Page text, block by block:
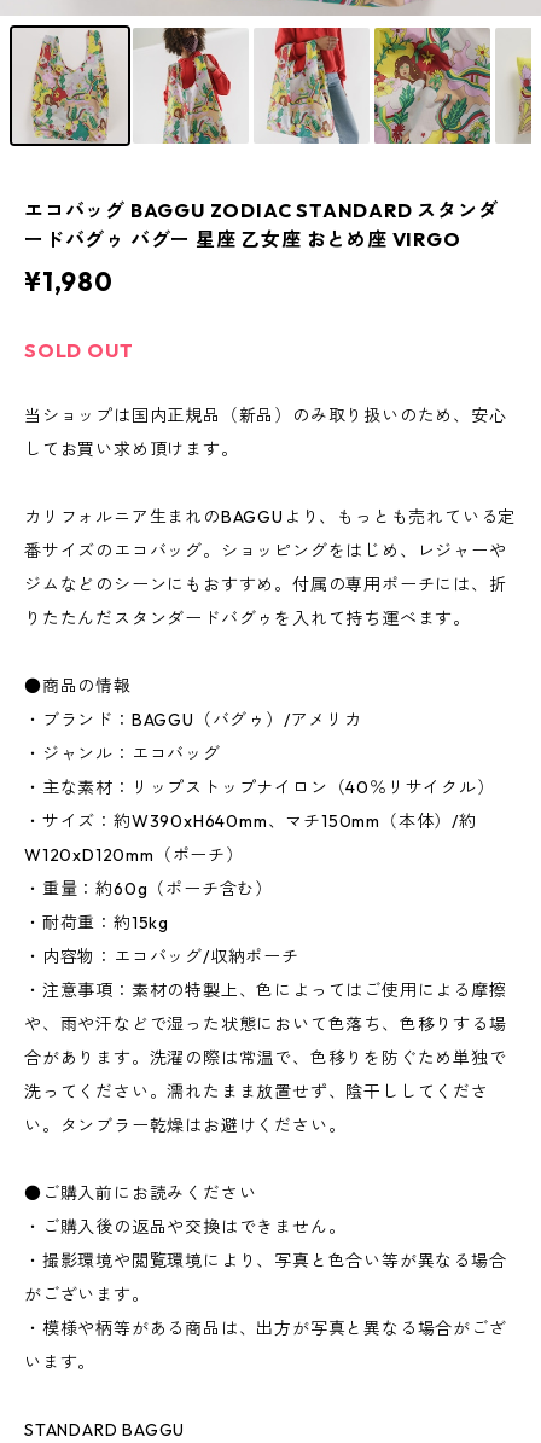
エコバッグ BAGGU ZODIAC STANDARD スタンダ
ードバグゥ バグー 星座 乙女座 おとめ座 VIRGO
¥1,980
SOLD OUT
当ショップは国内正規品（新品）のみ取り扱いのため、安心
してお買い求め頂けます。
カリフォルニア生まれのBAGGUより、もっとも売れている定
番サイズのエコバッグ。ショッピングをはじめ、レジャーや
ジムなどのシーンにもおすすめ。付属の専用ポーチには、折
りたたんだスタンダードバグゥを入れて持ち運べます。
●商品の情報
・ブランド：BAGGU（バグゥ）/アメリカ
・ジャンル：エコバッグ
・主な素材：リップストップナイロン（40％リサイクル）
・サイズ：約W390xH640mm、マチ150mm（本体）/約
W120xD120mm（ポーチ）
・重量：約60g（ポーチ含む）
・耐荷重：約15kg
・内容物：エコバッグ/収納ポーチ
・注意事項：素材の特製上、色によってはご使用による摩擦
や、雨や汗などで湿った状態において色落ち、色移りする場
合があります。洗濯の際は常温で、色移りを防ぐため単独で
洗ってください。濡れたまま放置せず、陰干ししてくださ
い。タンブラー乾燥はお避けください。
●ご購入前にお読みください
・ご購入後の返品や交換はできません。
・撮影環境や閲覧環境により、写真と色合い等が異なる場合
がございます。
・模様や柄等がある商品は、出方が写真と異なる場合がござ
います。
STANDARD BAGGU